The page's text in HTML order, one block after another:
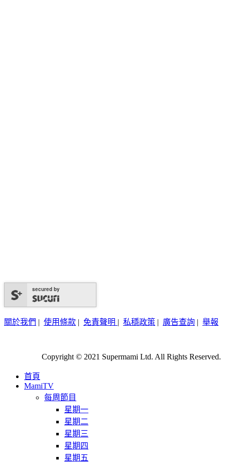
secured by
關於我們 | 使用條款 | 免責聲明 | 私穩政策 | 廣告查詢 | 舉報
Copyright © 2021 Supermami Ltd. All Rights Reserved.
首頁
MamiTV
每周節目
星期一
星期二
星期三
星期四
星期五